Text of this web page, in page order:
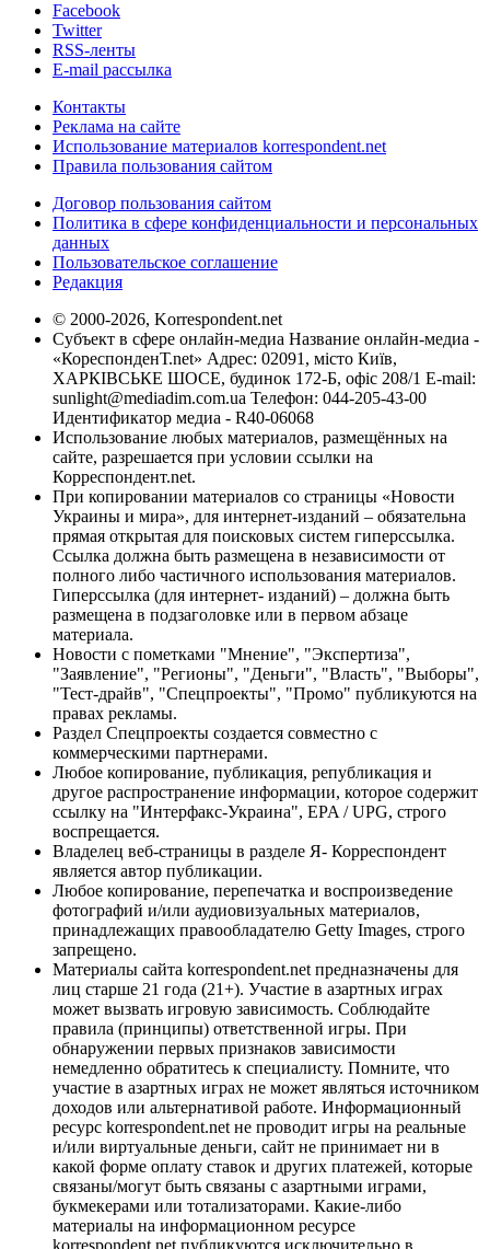
Facebook
Twitter
RSS-ленты
E-mail рассылка
Контакты
Реклама на сайте
Использование материалов korrespondent.net
Правила пользования сайтом
Договор пользования сайтом
Политика в сфере конфиденциальности и персональных
данных
Пользовательское соглашение
Редакция
© 2000-2026, Korrespondent.net
Субъект в сфере онлайн-медиа Название онлайн-медиа -
«КореспонденТ.net» Адрес: 02091, місто Київ,
ХАРКІВСЬКЕ ШОСЕ, будинок 172-Б, офіс 208/1 E-mail:
sunlight@mediadim.com.ua Телефон: 044-205-43-00
Идентификатор медиа - R40-06068
Использование любых материалов, размещённых на
сайте, разрешается при условии ссылки на
Корреспондент.net.
При копировании материалов со страницы «Новости
Украины и мира», для интернет-изданий – обязательна
прямая открытая для поисковых систем гиперссылка.
Ссылка должна быть размещена в независимости от
полного либо частичного использования материалов.
Гиперссылка (для интернет- изданий) – должна быть
размещена в подзаголовке или в первом абзаце
материала.
Новости с пометками "Мнение", "Экспертиза",
"Заявление", "Регионы", "Деньги", "Власть", "Выборы",
"Тест-драйв", "Спецпроекты", "Промо" публикуются на
правах рекламы.
Раздел Спецпроекты создается совместно с
коммерческими партнерами.
Любое копирование, публикация, републикация и
другое распространение информации, которое содержит
ссылку на "Интерфакс-Украина", EPA / UPG, строго
воспрещается.
Владелец веб-страницы в разделе Я- Корреспондент
является автор публикации.
Любое копирование, перепечатка и воспроизведение
фотографий и/или аудиовизуальных материалов,
принадлежащих правообладателю Getty Images, строго
запрещено.
Материалы сайта korrespondent.net предназначены для
лиц старше 21 года (21+). Участие в азартных играх
может вызвать игровую зависимость. Соблюдайте
правила (принципы) ответственной игры. При
обнаружении первых признаков зависимости
немедленно обратитесь к специалисту. Помните, что
участие в азартных играх не может являться источником
доходов или альтернативой работе. Информационный
ресурс korrespondent.net не проводит игры на реальные
и/или виртуальные деньги, сайт не принимает ни в
какой форме оплату ставок и других платежей, которые
связаны/могут быть связаны с азартными играми,
букмекерами или тотализаторами. Какие-либо
материалы на информационном ресурсе
korrespondent.net публикуются исключительно в